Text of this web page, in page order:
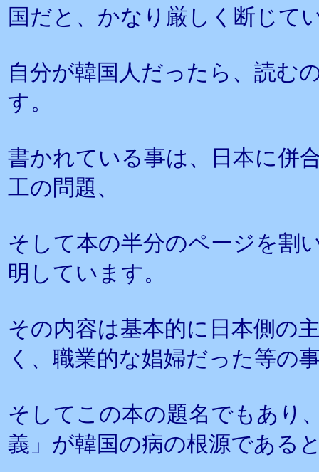
国だと、かなり厳しく断じて
自分が韓国人だったら、読む
す。
書かれている事は、日本に併
工の問題、
そして本の半分のページを割
明しています。
その内容は基本的に日本側の
く、職業的な娼婦だった等の
そしてこの本の題名でもあり
義」が韓国の病の根源である